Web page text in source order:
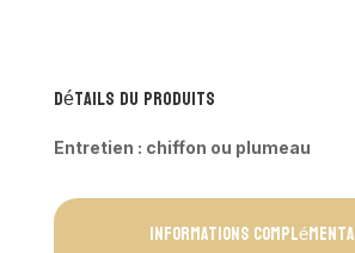
Détails du produits
Entretien : chiffon ou plumeau
Informations